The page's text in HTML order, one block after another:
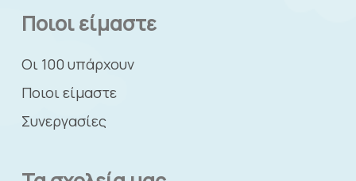
Ποιοι είμαστε
Οι 100 υπάρχουν
Ποιοι είμαστε
Συνεργασίες